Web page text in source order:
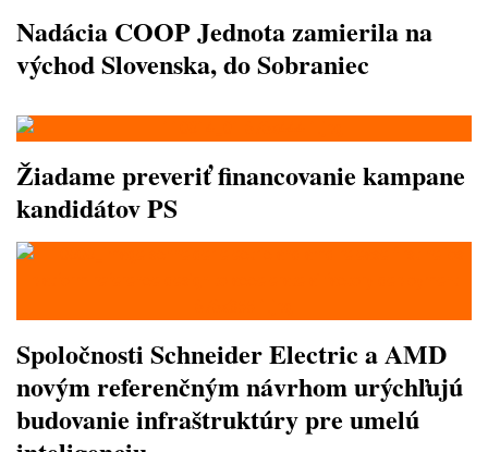
Nadácia COOP Jednota zamierila na
východ Slovenska, do Sobraniec
Žiadame preveriť financovanie kampane
kandidátov PS
Spoločnosti Schneider Electric a AMD
novým referenčným návrhom urýchľujú
budovanie infraštruktúry pre umelú